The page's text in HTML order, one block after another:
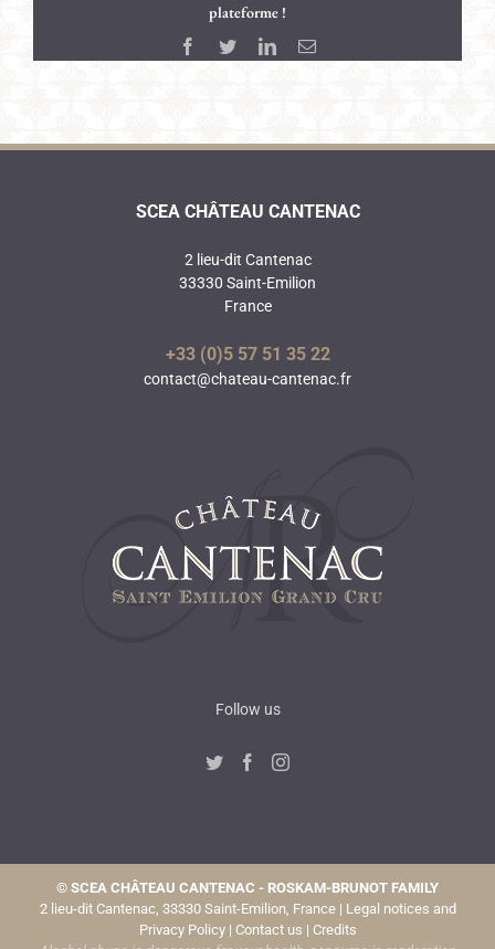
plateforme !
Facebook
TwitterLinkedInEmail
SCEA CHÂTEAU CANTENAC
2 lieu-dit Cantenac
33330 Saint-Emilion
France
+33 (0)5 57 51 35 22
contact@chateau-cantenac.fr
Follow us
© SCEA CHÂTEAU CANTENAC - ROSKAM-BRUNOT FAMILY
2 lieu-dit Cantenac, 33330 Saint-Emilion, France | Legal notices and
Privacy Policy| Contact us | Credits